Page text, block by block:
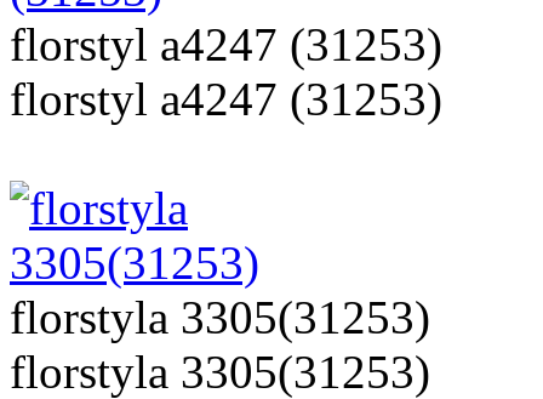
florstyl a4247 (31253)
florstyl a4247 (31253)
florstyla 3305(31253)
florstyla 3305(31253)